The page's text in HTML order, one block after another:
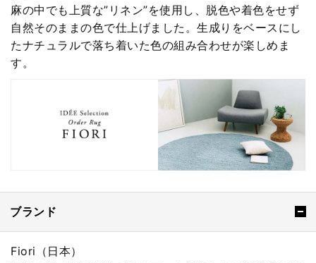
麻の中でも上質な”リネン”を使用し、脱色や着色をせず
自然そのままの色で仕上げました。生成りをベースにし
たナチュラルで落ち着いた色の組み合わせが楽しめま
す。
ブランド
Fiori（日本）